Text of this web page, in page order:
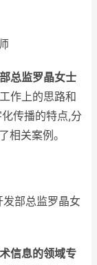
总监罗晶女士
作上的思路和
传播的特点,分
相关案例。
部总监罗晶女
信息的领域专